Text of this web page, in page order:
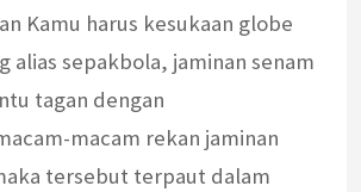
Kamu harus kesukaan globe
alias sepakbola, jaminan senam
tagan dengan
macam rekan jaminan
tersebut terpaut dalam